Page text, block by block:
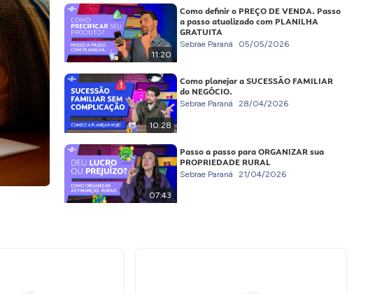
11:20
Como definir o PREÇO DE VENDA. Passo
a passo atualizado com PLANILHA
GRATUITA
Sebrae Paraná 05/05/2026
10:28
Como planejar a SUCESSÃO FAMILIAR
do NEGÓCIO.
Sebrae Paraná 28/04/2026
07:43
Passo a passo para ORGANIZAR sua
PROPRIEDADE RURAL
Sebrae Paraná 21/04/2026